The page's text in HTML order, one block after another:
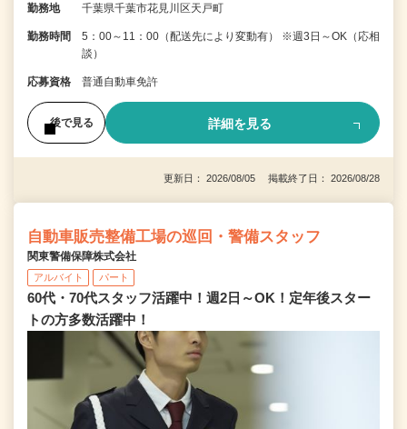
勤務地 千葉県千葉市花見川区天戸町
勤務時間
5：00～11：00（配送先により変動有） ※週3日～OK（応相
談）
応募資格 普通自動車免許
後で見る 詳細を見る
更新日： 2026/08/05 掲載終了日： 2026/08/28
自動車販売整備工場の巡回・警備スタッフ
関東警備保障株式会社
アルバイト パート
60代・70代スタッフ活躍中！週2日～OK！定年後スター
トの方多数活躍中！